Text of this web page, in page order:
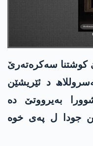
دوھ 28 ئیلۆنێ کوشتنا سەکرەتەرێ
د ئێریشێن
بەیرووتێ دە
جودا ل پەی خوە